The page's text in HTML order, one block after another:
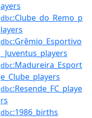
ayers
dbc:Clube_do_Remo_p
layers
dbc:Grêmio_Esportivo
_Juventus_players
dbc:Madureira_Esport
e_Clube_players
dbc:Resende_FC_playe
rs
dbc:1986_births